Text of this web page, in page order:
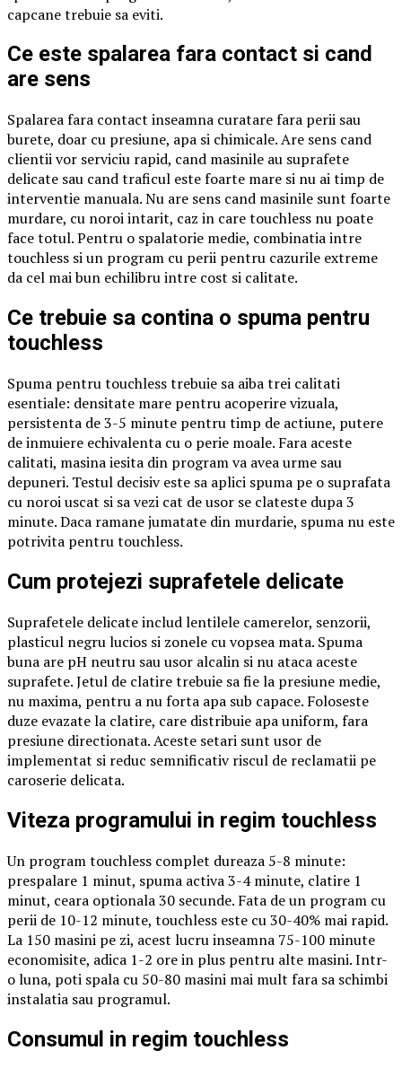
capcane trebuie sa eviti.
Ce este spalarea fara contact si cand
are sens
Spalarea fara contact inseamna curatare fara perii sau
burete, doar cu presiune, apa si chimicale. Are sens cand
clientii vor serviciu rapid, cand masinile au suprafete
delicate sau cand traficul este foarte mare si nu ai timp de
interventie manuala. Nu are sens cand masinile sunt foarte
murdare, cu noroi intarit, caz in care touchless nu poate
face totul. Pentru o spalatorie medie, combinatia intre
touchless si un program cu perii pentru cazurile extreme
da cel mai bun echilibru intre cost si calitate.
Ce trebuie sa contina o spuma pentru
touchless
Spuma pentru touchless trebuie sa aiba trei calitati
esentiale: densitate mare pentru acoperire vizuala,
persistenta de 3-5 minute pentru timp de actiune, putere
de inmuiere echivalenta cu o perie moale. Fara aceste
calitati, masina iesita din program va avea urme sau
depuneri. Testul decisiv este sa aplici spuma pe o suprafata
cu noroi uscat si sa vezi cat de usor se clateste dupa 3
minute. Daca ramane jumatate din murdarie, spuma nu este
potrivita pentru touchless.
Cum protejezi suprafetele delicate
Suprafetele delicate includ lentilele camerelor, senzorii,
plasticul negru lucios si zonele cu vopsea mata. Spuma
buna are pH neutru sau usor alcalin si nu ataca aceste
suprafete. Jetul de clatire trebuie sa fie la presiune medie,
nu maxima, pentru a nu forta apa sub capace. Foloseste
duze evazate la clatire, care distribuie apa uniform, fara
presiune directionata. Aceste setari sunt usor de
implementat si reduc semnificativ riscul de reclamatii pe
caroserie delicata.
Viteza programului in regim touchless
Un program touchless complet dureaza 5-8 minute:
prespalare 1 minut, spuma activa 3-4 minute, clatire 1
minut, ceara optionala 30 secunde. Fata de un program cu
perii de 10-12 minute, touchless este cu 30-40% mai rapid.
La 150 masini pe zi, acest lucru inseamna 75-100 minute
economisite, adica 1-2 ore in plus pentru alte masini. Intr-
o luna, poti spala cu 50-80 masini mai mult fara sa schimbi
instalatia sau programul.
Consumul in regim touchless